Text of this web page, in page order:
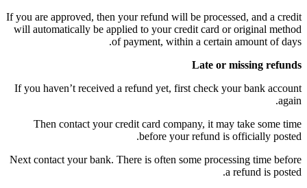
If you are approved, then your refund will be processed, and a credit
will automatically be applied to your credit card or original method
of payment, within a certain amount of days.
Late or missing refunds
If you haven’t received a refund yet, first check your bank account
again.
Then contact your credit card company, it may take some time
before your refund is officially posted.
Next contact your bank. There is often some processing time before
a refund is posted.